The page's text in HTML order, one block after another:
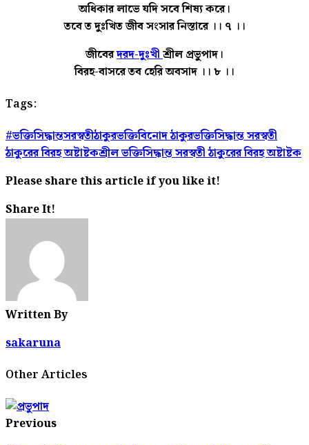
অধিকার লাভে যদি সবে শিষ্য করে।
তবে ত দুঃখিত জীব সংসার নিস্তারে ।। ৭ ।।
জীবেরদরদ-দুঃখীশ্রীল প্রভুপাদ।
বিরহ-বাসরে তব হেরি অবসাদ ।। ৮ ।।
Tags:
#ভক্তিসিদ্ধান্তসরস্বতীঠাকুরভক্তিবিনোদ ঠাকুরভক্তিসিদ্ধান্ত সরস্বতী
ঠাকুরের বিরহ অষ্টাষ্টকশ্রীল ভক্তিসিদ্ধান্ত সরস্বতী ঠাকুরের বিরহ অষ্টাষ্টক
Please share this article if you like it!
Share It!
Written By
sakaruna
Other Articles
Previous